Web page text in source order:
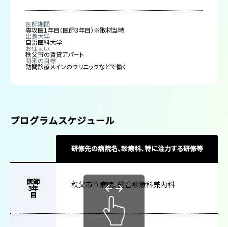
医師期間
専攻医1年目（医師3年目）※取材当時
出身大学
自治医科大学
お住まい
秩父市の賃貸アパート
将来の目標
訪問診療メインのクリニックなどで働く
プログラムスケジュール
研修先の病院名、診療科、特に注力する研修等
医師
3年
目
秩父市立病院、総合診療科兼内科